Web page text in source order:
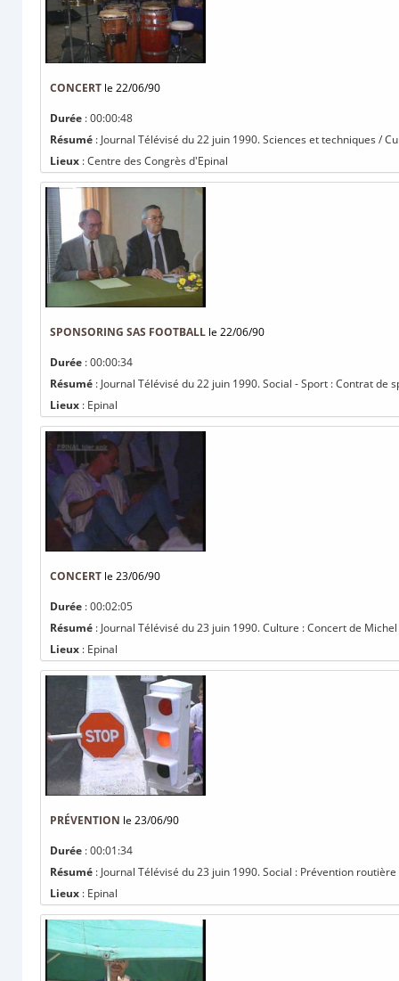
CONCERT le 22/06/90
Durée : 00:00:48
Résumé : Journal Télévisé du 22 juin 1990. Sciences et techniques /
Lieux : Centre des Congrès d'Epinal
SPONSORING SAS FOOTBALL le 22/06/90
Durée : 00:00:34
Résumé : Journal Télévisé du 22 juin 1990. Social - Sport : Contrat de
Lieux : Epinal
CONCERT le 23/06/90
Durée : 00:02:05
Résumé : Journal Télévisé du 23 juin 1990. Culture : Concert de
Lieux : Epinal
PRÉVENTION le 23/06/90
Durée : 00:01:34
Résumé : Journal Télévisé du 23 juin 1990. Social : Prévention
Lieux : Epinal